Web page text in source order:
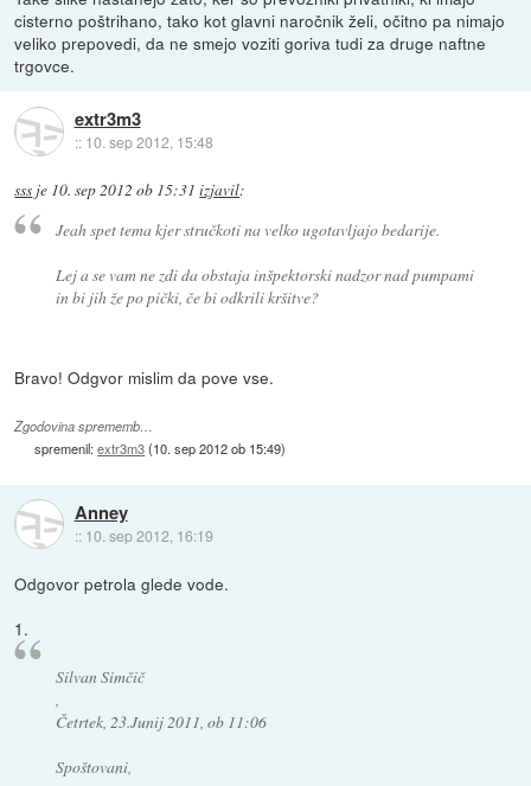
cisterno poštrihano, tako kot glavni naročnik želi, očitno pa nimajo
veliko prepovedi, da ne smejo voziti goriva tudi za druge naftne
trgovce.
extr3m3
:: 10. sep 2012, 15:48
sss je 10. sep 2012 ob 15:31 izjavil:
Jeah spet tema kjer stručkoti na velko ugotavljajo bedarije.
Lej a se vam ne zdi da obstaja inšpektorski nadzor nad pumpami
in bi jih že po pički, če bi odkrili kršitve?
Bravo! Odgvor mislim da pove vse.
Zgodovina sprememb…
spremenil:extr3m3(10. sep 2012 ob 15:49)
Anney
:: 10. sep 2012, 16:19
Odgovor petrola glede vode.
1.
Silvan Simčič
,
Četrtek, 23.Junij 2011, ob 11:06
Spoštovani,